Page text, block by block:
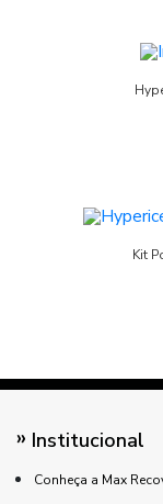
Kit
Institucional
Conheça a Max